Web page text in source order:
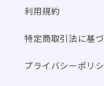
利用規約
特定商取引法に基
プライバシーポリ